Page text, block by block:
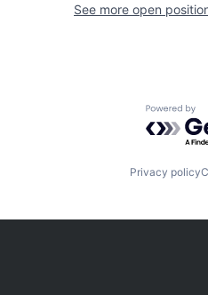
See more open
Powered
Privacy policy